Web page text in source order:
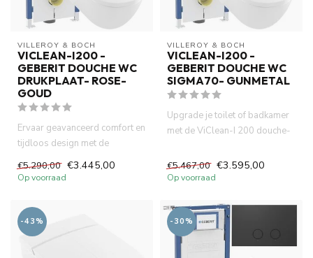
VILLEROY & BOCH
VICLEAN-I200 -
GEBERIT DOUCHE WC
DRUKPLAAT- ROSE-
GOUD
Ervaar geavanceerd comfort en
tijdloos design met de
ViClean-I 200 douche-wc van...
€5.290,00 €3.445,00
Op voorraad
VILLEROY & BOCH
VICLEAN-I200 -
GEBERIT DOUCHE WC
SIGMA70- GUNMETAL
Upgrade je toilet of badkamer
met de ViClean-I 200 douche-
€5.467,00 €3.595,00
Op voorraad
-43% -30%